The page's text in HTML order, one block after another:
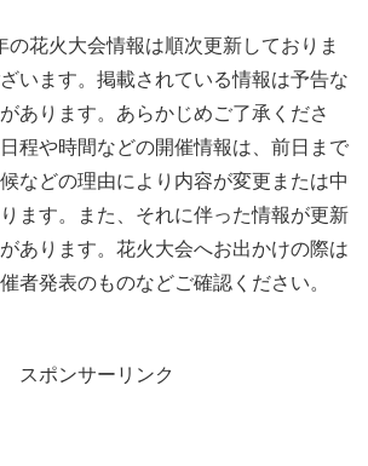
花火大会情報は順次更新しておりま
います。掲載されている情報は予告な
あります。あらかじめご了承くださ
程や時間などの開催情報は、前日まで
などの理由により内容が変更または中
ます。また、それに伴った情報が更新
あります。花火大会へお出かけの際は
者発表のものなどご確認ください。
スポンサーリンク